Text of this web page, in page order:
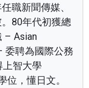
職新聞傳媒、
80年代初獲總
– Asian
委聘為國際公務
上智大學
位，懂日文。